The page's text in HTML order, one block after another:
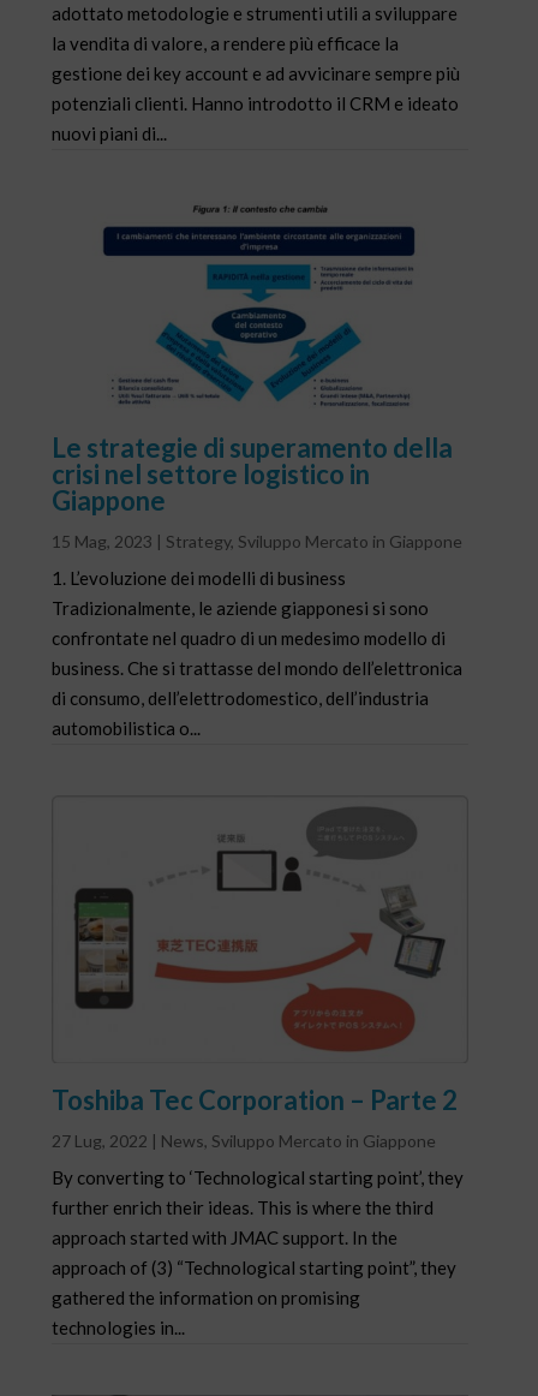
adottato metodologie e strumenti utili a sviluppare
la vendita di valore, a rendere più efficace la
gestione dei key account e ad avvicinare sempre più
potenziali clienti. Hanno introdotto il CRM e ideato
nuovi piani di...
Le strategie di superamento della
crisi nel settore logistico in
Giappone
15 Mag, 2023 | Strategy, Sviluppo Mercato in Giappone
1. L’evoluzione dei modelli di business
Tradizionalmente, le aziende giapponesi si sono
confrontate nel quadro di un medesimo modello di
business. Che si trattasse del mondo dell’elettronica
di consumo, dell’elettrodomestico, dell’industria
automobilistica o...
Toshiba Tec Corporation – Parte 2
27 Lug, 2022 | News, Sviluppo Mercato in Giappone
By converting to ‘Technological starting point’, they
further enrich their ideas. This is where the third
approach started with JMAC support. In the
approach of (3) “Technological starting point”, they
gathered the information on promising
technologies in...